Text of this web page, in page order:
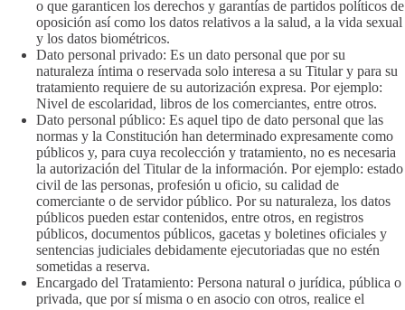
o que garanticen los derechos y garantías de partidos políticos de
oposición así como los datos relativos a la salud, a la vida sexual
y los datos biométricos.
Dato personal privado: Es un dato personal que por su
naturaleza íntima o reservada solo interesa a su Titular y para su
tratamiento requiere de su autorización expresa. Por ejemplo:
Nivel de escolaridad, libros de los comerciantes, entre otros.
Dato personal público: Es aquel tipo de dato personal que las
normas y la Constitución han determinado expresamente como
públicos y, para cuya recolección y tratamiento, no es necesaria
la autorización del Titular de la información. Por ejemplo: estado
civil de las personas, profesión u oficio, su calidad de
comerciante o de servidor público. Por su naturaleza, los datos
públicos pueden estar contenidos, entre otros, en registros
públicos, documentos públicos, gacetas y boletines oficiales y
sentencias judiciales debidamente ejecutoriadas que no estén
sometidas a reserva.
Encargado del Tratamiento: Persona natural o jurídica, pública o
privada, que por sí misma o en asocio con otros, realice el